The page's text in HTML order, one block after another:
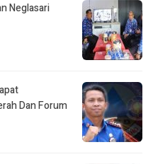
Neglasari
Dan Forum